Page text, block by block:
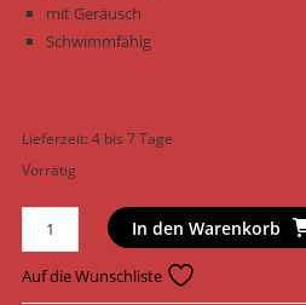
mit Geräusch
Schwimmfähig
Lieferzeit:4 bis 7 Tage
Vorrätig
Trixie
Hundespielzeug
Aqua
In den Warenkorb
Auf die Wunschliste